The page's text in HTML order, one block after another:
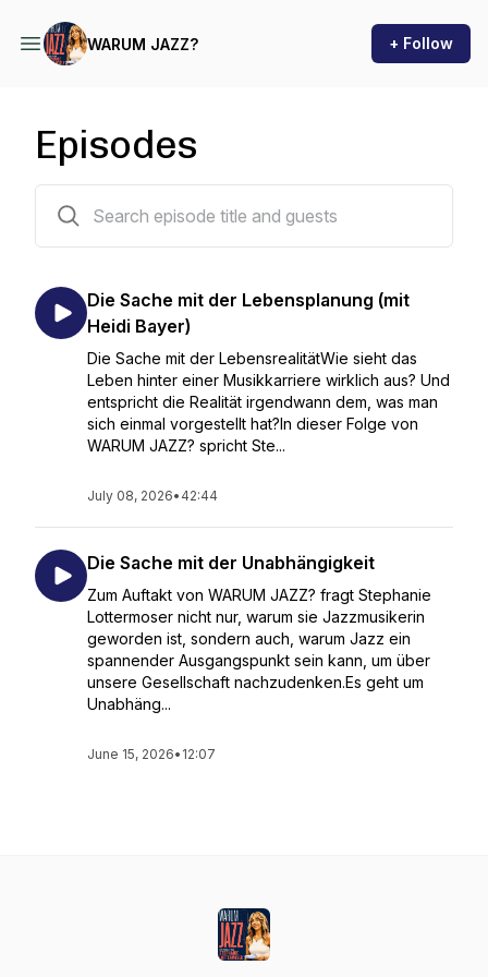
WARUM JAZZ? + Follow
Episodes
Die Sache mit der Lebensplanung (mit
Heidi Bayer)
Die Sache mit der LebensrealitätWie sieht das
Leben hinter einer Musikkarriere wirklich aus? Und
entspricht die Realität irgendwann dem, was man
sich einmal vorgestellt hat?In dieser Folge von
WARUM JAZZ? spricht Ste...
July 08, 2026• 42:44
Die Sache mit der Unabhängigkeit
Zum Auftakt von WARUM JAZZ? fragt Stephanie
Lottermoser nicht nur, warum sie Jazzmusikerin
geworden ist, sondern auch, warum Jazz ein
spannender Ausgangspunkt sein kann, um über
unsere Gesellschaft nachzudenken.Es geht um
Unabhäng...
June 15, 2026• 12:07